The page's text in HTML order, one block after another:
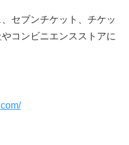
セブンチケット、チケッ
コンビニエンスストアに